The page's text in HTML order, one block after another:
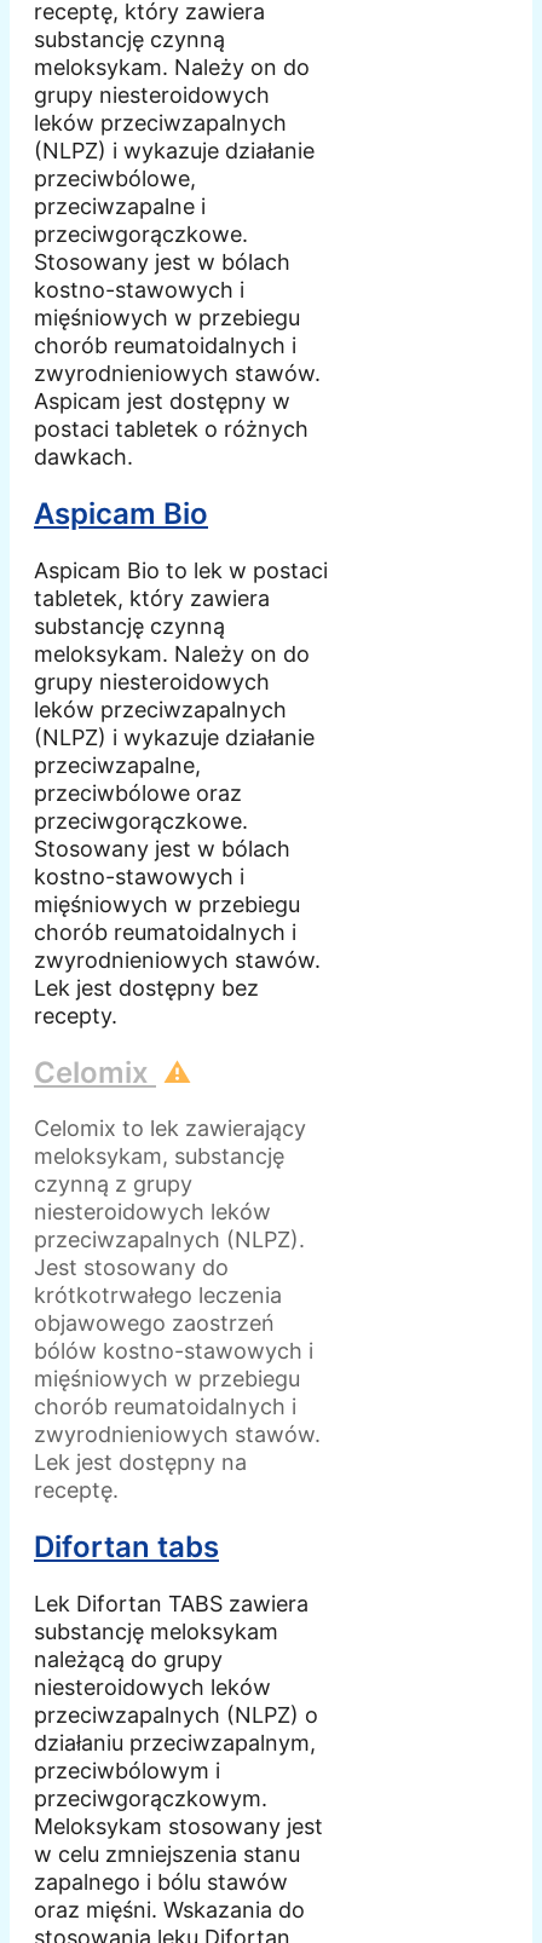
receptę, który zawiera
substancję czynną
meloksykam. Należy on do
grupy niesteroidowych
leków przeciwzapalnych
(NLPZ) i wykazuje działanie
przeciwbólowe,
przeciwzapalne i
przeciwgorączkowe.
Stosowany jest w bólach
kostno-stawowych i
mięśniowych w przebiegu
chorób reumatoidalnych i
zwyrodnieniowych stawów.
Aspicam jest dostępny w
postaci tabletek o różnych
dawkach.
Aspicam Bio
Aspicam Bio to lek w postaci
tabletek, który zawiera
substancję czynną
meloksykam. Należy on do
grupy niesteroidowych
leków przeciwzapalnych
(NLPZ) i wykazuje działanie
przeciwzapalne,
przeciwbólowe oraz
przeciwgorączkowe.
Stosowany jest w bólach
kostno-stawowych i
mięśniowych w przebiegu
chorób reumatoidalnych i
zwyrodnieniowych stawów.
Lek jest dostępny bez
recepty.
Celomix ⚠️
Celomix to lek zawierający
meloksykam, substancję
czynną z grupy
niesteroidowych leków
przeciwzapalnych (NLPZ).
Jest stosowany do
krótkotrwałego leczenia
objawowego zaostrzeń
bólów kostno-stawowych i
mięśniowych w przebiegu
chorób reumatoidalnych i
zwyrodnieniowych stawów.
Lek jest dostępny na
receptę.
Difortan tabs
Lek Difortan TABS zawiera
substancję meloksykam
należącą do grupy
niesteroidowych leków
przeciwzapalnych (NLPZ) o
działaniu przeciwzapalnym,
przeciwbólowym i
przeciwgorączkowym.
Meloksykam stosowany jest
w celu zmniejszenia stanu
zapalnego i bólu stawów
oraz mięśni. Wskazania do
stosowania leku Difortan